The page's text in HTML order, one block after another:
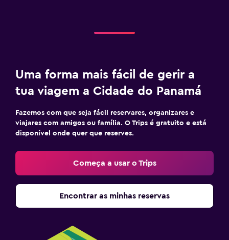
Uma forma mais fácil de gerir a
tua viagem a Cidade do Panamá
Fazemos com que seja fácil reservares, organizares e
viajares com amigos ou família. O Trips é gratuito e está
disponível onde quer que reserves.
Começa a usar o Trips
Encontrar as minhas reservas